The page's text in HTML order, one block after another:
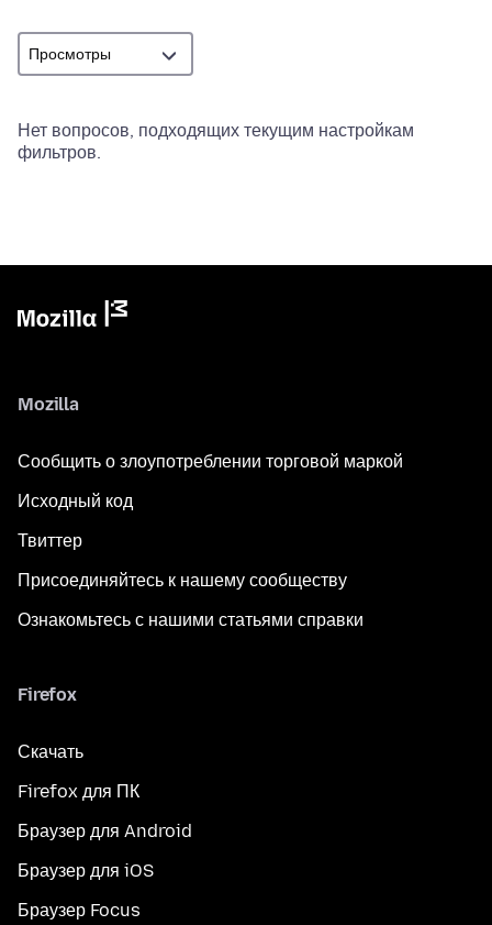
Нет вопросов, подходящих текущим настройкам
фильтров.
Mozilla
Сообщить о злоупотреблении торговой маркой
Исходный код
Твиттер
Присоединяйтесь к нашему сообществу
Ознакомьтесь с нашими статьями справки
Firefox
Скачать
Firefox для ПК
Браузер для Android
Браузер для iOS
Браузер Focus